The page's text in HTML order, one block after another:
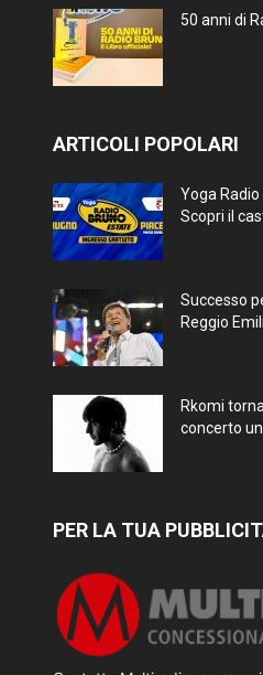
50 anni di
ARTICOLI POPOLARI
Yoga
Scopri il
Successo
Reggio
Rkomi
concerto
PER LA TUA